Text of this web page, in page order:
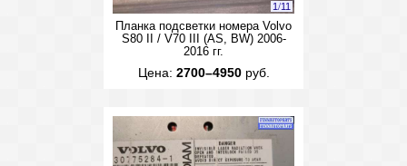
1/11
Планка подсветки номера Volvo
S80 II / V70 III (AS, BW) 2006-
2016 гг.
Цена: 2700–4950руб.